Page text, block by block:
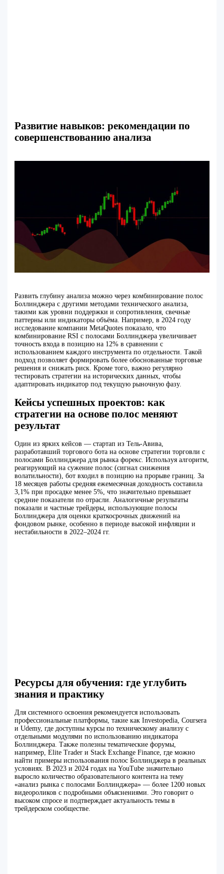
Развитие навыков: рекомендации по
совершенствованию анализа
Развить глубину анализа можно через комбинирование полос
Боллинджера с другими методами технического анализа,
такими как уровни поддержки и сопротивления, свечные
паттерны или индикаторы объёма. Например, в 2024 году
исследование компании MetaQuotes показало, что
комбинирование RSI с полосами Боллинджера увеличивает
точность входа в позицию на 12% в сравнении с
использованием каждого инструмента по отдельности. Такой
подход позволяет формировать более обоснованные торговые
решения и снижать риск. Кроме того, важно регулярно
тестировать стратегии на исторических данных, чтобы
адаптировать индикатор под текущую рыночную фазу.
Кейсы успешных проектов: как
стратегии на основе полос меняют
результат
Один из ярких кейсов — стартап из Тель-Авива,
разработавший торгового бота на основе стратегии торговли с
полосами Боллинджера для рынка форекс. Используя алгоритм,
реагирующий на сужение полос (сигнал снижения
волатильности), бот входил в позицию на прорыве границ. За
18 месяцев работы средняя ежемесячная доходность составила
3,1% при просадке менее 5%, что значительно превышает
средние показатели по отрасли. Аналогичные результаты
показали и частные трейдеры, использующие полосы
Боллинджера для оценки краткосрочных движений на
фондовом рынке, особенно в периоде высокой инфляции и
нестабильности в 2022–2024 гг.
Ресурсы для обучения: где углубить
знания и практику
Для системного освоения рекомендуется использовать
профессиональные платформы, такие как Investopedia, Coursera
и Udemy, где доступны курсы по техническому анализу с
отдельными модулями по использованию индикатора
Боллинджера. Также полезны тематические форумы,
например, Elite Trader и Stack Exchange Finance, где можно
найти примеры использования полос Боллинджера в реальных
условиях. В 2023 и 2024 годах на YouTube значительно
выросло количество образовательного контента на тему
«анализ рынка с полосами Боллинджера» — более 1200 новых
видеороликов с подробными объяснениями. Это говорит о
высоком спросе и подтверждает актуальность темы в
трейдерском сообществе.